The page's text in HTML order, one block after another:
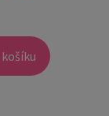
košíku